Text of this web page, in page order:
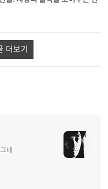
더보기
네